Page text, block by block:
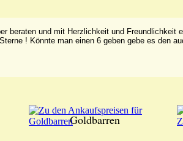
beraten und mit Herzlichkeit und Freundlichkeit
! Könnte man einen 6 geben gebe es den
Goldbarren